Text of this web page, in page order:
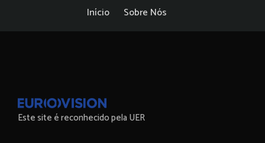
Início Sobre Nós
Este site é reconhecido pela UER